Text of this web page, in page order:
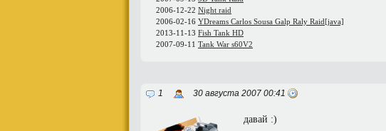
2006-12-22 Night raid
2006-02-16 YDreams Carlos Sousa Galp Raly Raid[java]
2013-11-13 Fish Tank HD
2007-09-11 Tank War s60V2
1 30 августа 2007 00:41
давай :)